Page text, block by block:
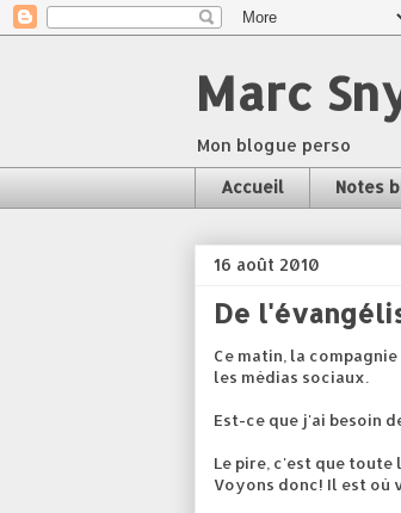
Marc
Mon blogue perso
Accueil Notes
16 août 2010
De
Ce matin, la compagnie
les médias sociaux.
Est-ce que j'ai besoin
Le pire, c'est que toute
Voyons donc! Il est